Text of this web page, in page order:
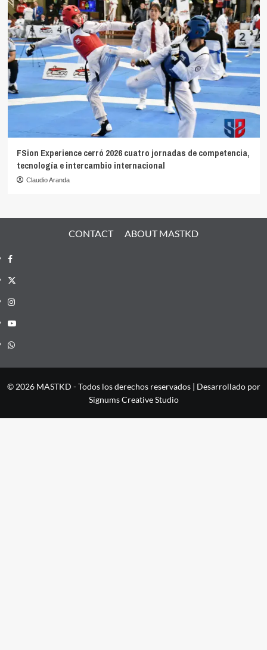
FSion Experience cerró 2026 cuatro jornadas de competencia,
tecnología e intercambio internacional
Claudio Aranda
CONTACT ABOUT MASTKD
Facebook
X
Instagram
YouTube
Whatsapp